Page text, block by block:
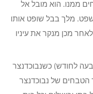
ממנו. הוא מובל אל
מלך בבל שופט אותו
מכן מנקר את עיניו
לחודש) כשנבוכדנצר
שר הטבחים של נבוכדנצר